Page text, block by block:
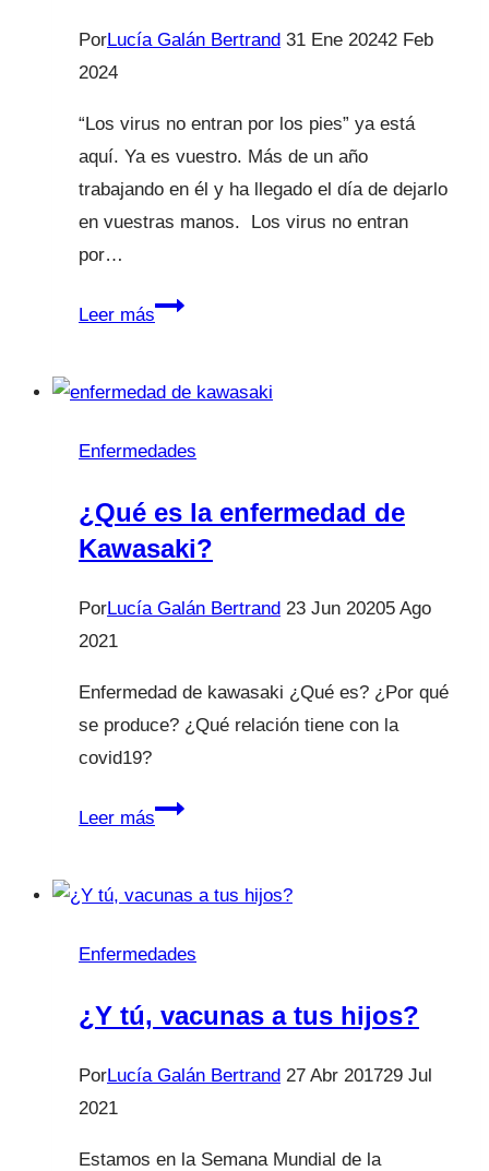
PorLucía Galán Bertrand 31 Ene 20242 Feb
2024
“Los virus no entran por los pies” ya está
aquí. Ya es vuestro. Más de un año
trabajando en él y ha llegado el día de dejarlo
en vuestras manos. Los virus no entran
por…
Leer más¡YA
VENTA!
entran
por
los
Enfermedades
¿Qué es la enfermedad de
Kawasaki?
PorLucía Galán Bertrand 23 Jun 20205 Ago
2021
Enfermedad de kawasaki ¿Qué es? ¿Por qué
se produce? ¿Qué relación tiene con la
covid19?
Leer más¿Qué
enfermedad
Enfermedades
¿Y tú, vacunas a tus hijos?
PorLucía Galán Bertrand 27 Abr 201729 Jul
2021
Estamos en la Semana Mundial de la